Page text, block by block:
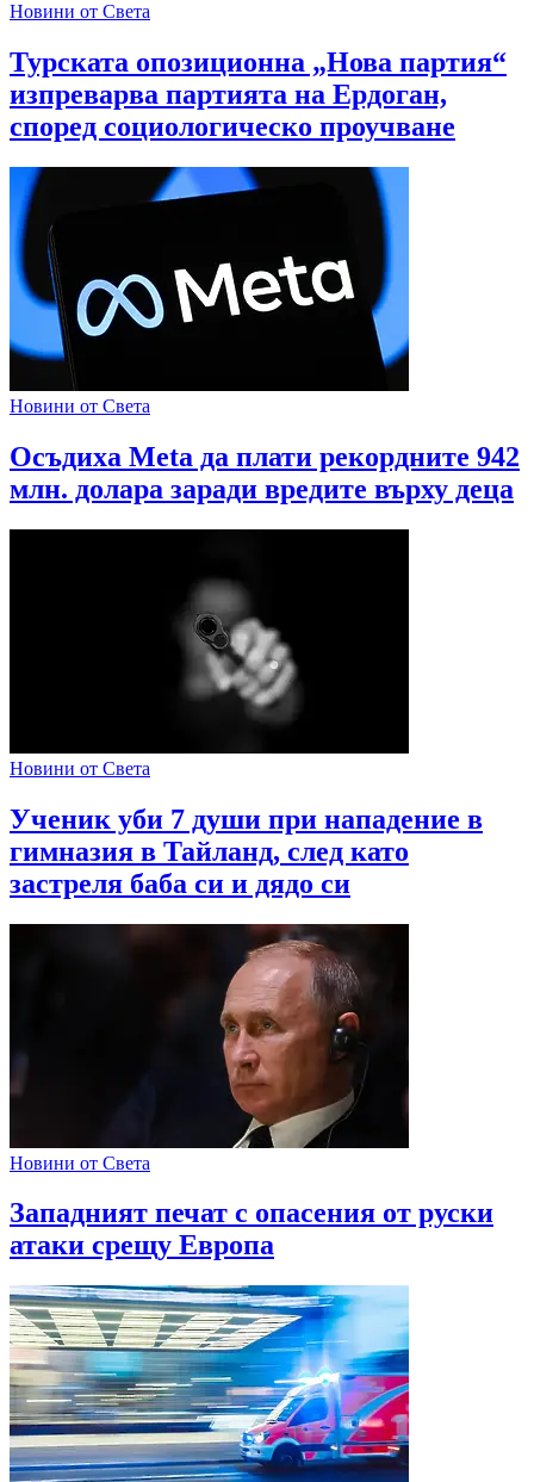
Новини от Света
Турската опозиционна „Нова партия“
изпреварва партията на Ердоган,
според социологическо проучване
Новини от Света
Осъдиха Meta да плати рекордните 942
млн. долара заради вредите върху деца
Новини от Света
Ученик уби 7 души при нападение в
гимназия в Тайланд, след като
застреля баба си и дядо си
Новини от Света
Западният печат с опасения от руски
атаки срещу Европа